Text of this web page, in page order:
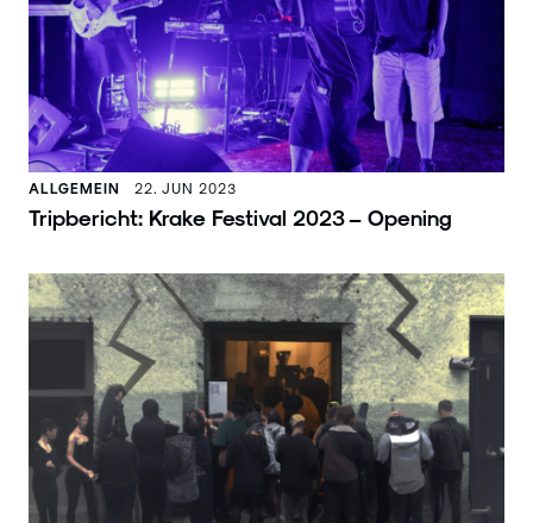
ALLGEMEIN 22. JUN 2023
Tripbericht: Krake Festival 2023 – Opening